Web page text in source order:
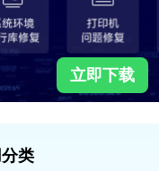
立即下载
类